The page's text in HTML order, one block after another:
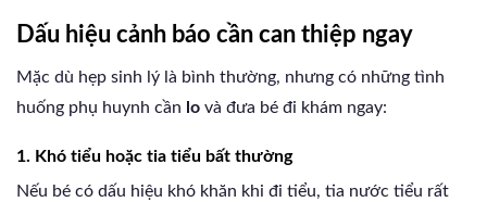
Dấu hiệu cảnh báo cần can thiệp ngay
Mặc dù hẹp sinh lý là bình thường, nhưng có những tình
huống phụ huynh cần lo và đưa bé đi khám ngay:
1. Khó tiểu hoặc tia tiểu bất thường
Nếu bé có dấu hiệu khó khăn khi đi tiểu, tia nước tiểu rất